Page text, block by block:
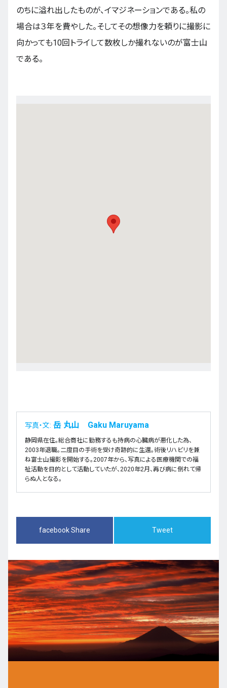
のちに溢れ出したものが、イマジネーションである。私の
場合は３年を費やした。そしてその想像力を頼りに撮影に
向かっても10回トライして数枚しか撮れないのが富士山
である。
写真・文: 岳 丸山 Gaku Maruyama
静岡県在住。総合商社に勤務するも持病の心臓病が悪化した為、
2003年退職。二度目の手術を受け奇跡的に生還。術後リハビリを兼
ね富士山撮影を開始する。2007年から、写真による医療機関での福
祉活動を目的として活動していたが、2020年2月、再び病に倒れて帰
らぬ人となる。
facebook Share Tweet